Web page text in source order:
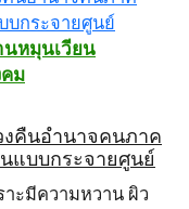
นหมุนเวียน
ม
งคืนอำนาจคนภาค
แบบกระจายศูนย์
ะมีความหวาน ผิว